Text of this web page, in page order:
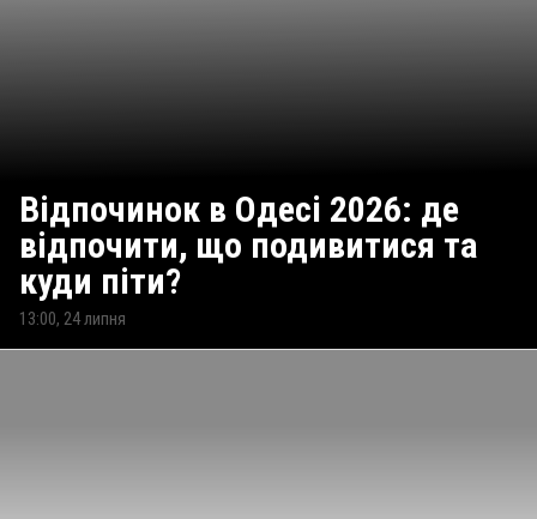
Відпочинок в Одесі 2026: де
відпочити, що подивитися та
куди піти?
13:00, 24 липня